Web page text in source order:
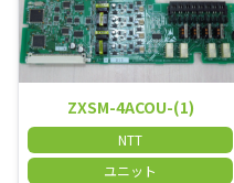
ZXSM-4ACOU-(1)
NTT
ユニット